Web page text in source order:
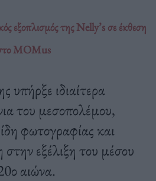
εξοπλισμός της Nelly’s σε έκθεση
MOMus
υπήρξε ιδιαίτερα
του μεσοπολέμου,
φωτογραφίας και
στην εξέλιξη του μέσου
αιώνα.